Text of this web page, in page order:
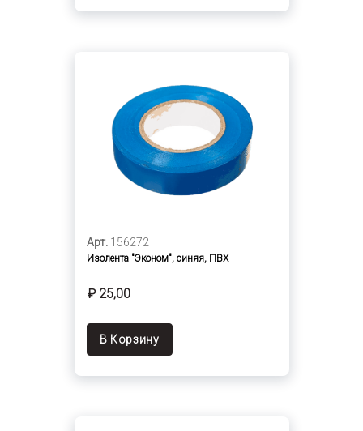
Арт. 156272
Изолента "Эконом", синяя, ПВХ
₽ 25,00
В Корзину